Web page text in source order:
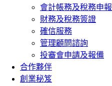
會計帳務及稅務申報
財務及稅務簽證
確信服務
管理顧問諮詢
投審會申請及報備
合作夥伴
創業秘笈